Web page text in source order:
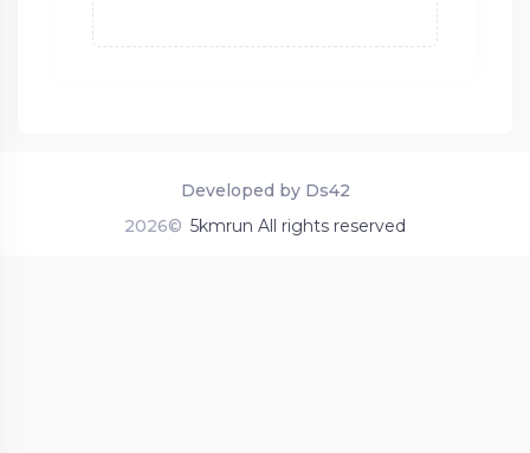
2026© 5kmrun All rights reserved
Developed by Ds42